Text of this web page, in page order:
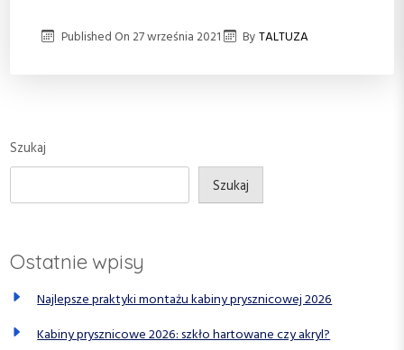
Published On27 września 2021 ByTALTUZA
Szukaj
Szukaj
Ostatnie wpisy
Najlepsze praktyki montażu kabiny prysznicowej 2026
Kabiny prysznicowe 2026: szkło hartowane czy akryl?